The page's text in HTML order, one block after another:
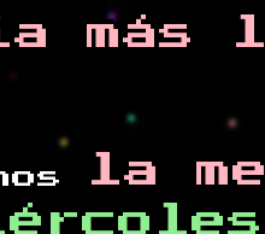
más
la